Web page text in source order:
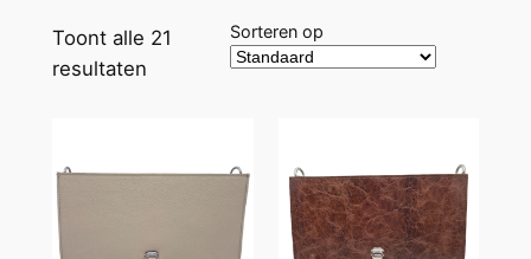
Toont alle 21
resultaten
Sorteren op